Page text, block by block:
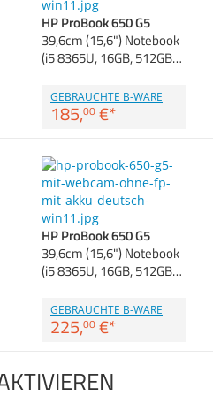
Zubehör
Merkzettel
HP ProBook 650 G5
39,6cm (15,6") Notebook
(i5 8365U, 16GB, 512GB…
GEBRAUCHTE B-WARE
185,00 €*
HP ProBook 650 G5
39,6cm (15,6") Notebook
(i5 8365U, 16GB, 512GB…
GEBRAUCHTE B-WARE
225,00 €*